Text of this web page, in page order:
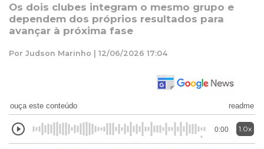
Os dois clubes integram o mesmo grupo e
dependem dos próprios resultados para
avançar à próxima fase
Por Judson Marinho | 12/06/2026 17:04
ouça este conteúdo readme
0:00 1.0x